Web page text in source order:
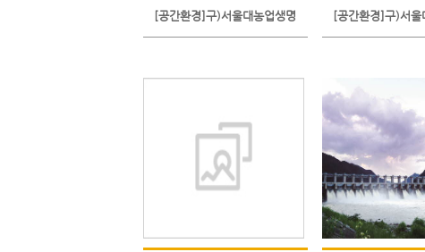
[공간환경]구)서울대농업생명
과학부_강당
[공간환경]구)서울
과학부_강의동